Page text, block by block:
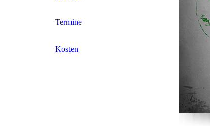
Termine
Kosten